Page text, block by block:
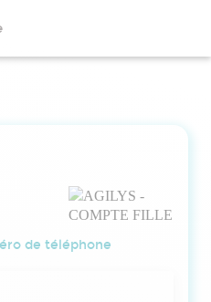
de téléphone